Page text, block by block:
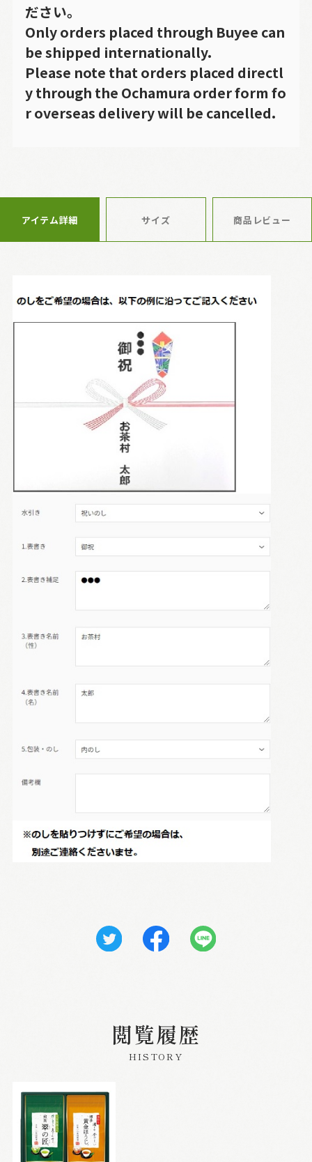
ださい。
Only orders placed through Buyee can
be shipped internationally.
Please note that orders placed directl
y through the Ochamura order form fo
r overseas delivery will be cancelled.
アイテム詳細 サイズ 商品レビュー
閲覧履歴
HISTORY